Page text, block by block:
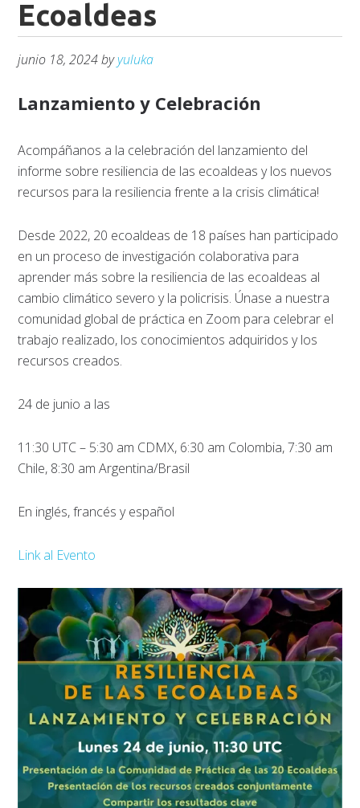
Ecoaldeas
junio 18, 2024byyuluka
Lanzamiento y Celebración
Acompáñanos a la celebración del lanzamiento del
informe sobre resiliencia de las ecoaldeas y los nuevos
recursos para la resiliencia frente a la crisis climática!
Desde 2022, 20 ecoaldeas de 18 países han participado
en un proceso de investigación colaborativa para
aprender más sobre la resiliencia de las ecoaldeas al
cambio climático severo y la policrisis. Únase a nuestra
comunidad global de práctica en Zoom para celebrar el
trabajo realizado, los conocimientos adquiridosy los
recursos creados.
24 de junio a las
11:30 UTC – 5:30 am CDMX, 6:30 am Colombia, 7:30 am
Chile, 8:30 am Argentina/Brasil
En inglés, francés y español
Link al Evento